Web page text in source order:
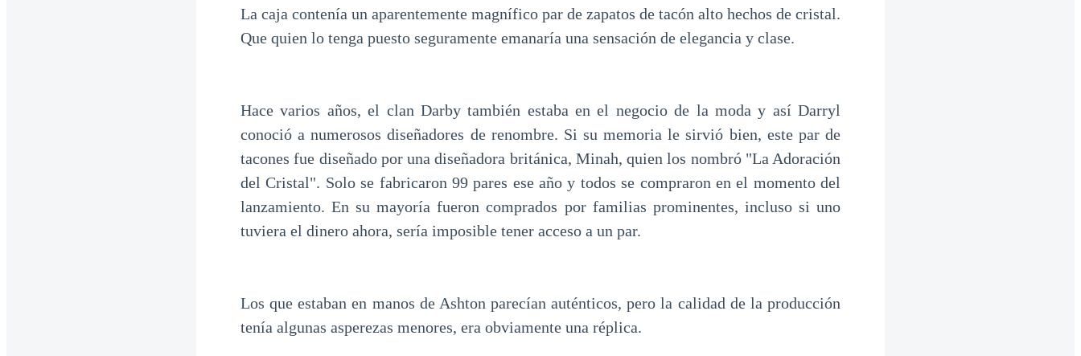
La caja contenía un aparentemente magnífico par de zapatos de tacón alto hechos de cristal.
Que quien lo tenga puesto seguramente emanaría una sensación de elegancia y clase.
Hace varios años, el clan Darby también estaba en el negocio de la moda y así Darryl
conoció a numerosos diseñadores de renombre. Si su memoria le sirvió bien, este par de
tacones fue diseñado por una diseñadora británica, Minah, quien los nombró "La Adoración
del Cristal". Solo se fabricaron 99 pares ese año y todos se compraron en el momento del
lanzamiento. En su mayoría fueron comprados por familias prominentes, incluso si uno
tuviera el dinero ahora, sería imposible tener acceso a un par.
Los que estaban en manos de Ashton parecían auténticos, pero la calidad de la producción
tenía algunas asperezas menores, era obviamente una réplica.